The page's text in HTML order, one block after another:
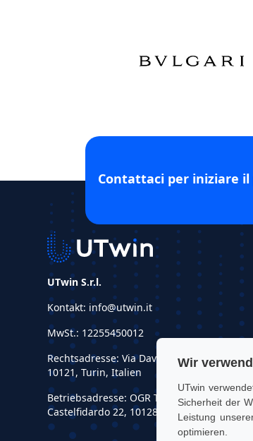
Wir
UTwin
Sicherheit der
Leistung
optimieren.
Contattaci per iniziare
UTwin S.r.l.
Kontakt: info@utwin.it
MwSt.: 12255450012
Rechtsadresse: Via Davide Bertolotti, 7,
10121, Turin, Italien
Betriebsadresse: OGR Tech, Corso
Castelfidardo 22, 10128, Turin, Italien